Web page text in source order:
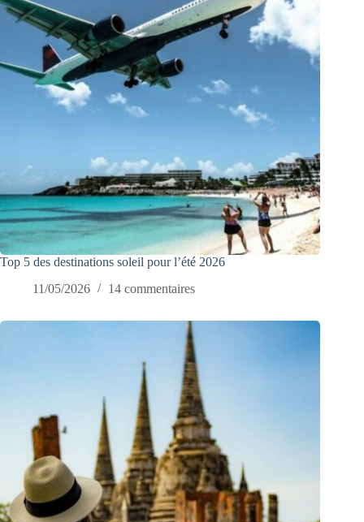
Top 5 des destinations soleil pour l’été 2026
11/05/2026
14 commentaires